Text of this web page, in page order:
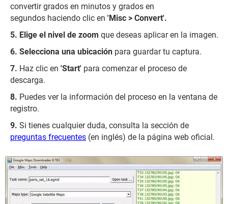
convertir grados en minutos y grados en
segundos haciendo clic en 'Misc > Convert'.
Elige el nivel de zoom que deseas aplicar en la imagen.
Selecciona una ubicación para guardar tu captura.
Haz clic en 'Start' para comenzar el proceso de
descarga.
Puedes ver la información del proceso en la ventana de
registro.
Si tienes cualquier duda, consulta la sección de
preguntas frecuentes (en inglés) de la página web oficial.